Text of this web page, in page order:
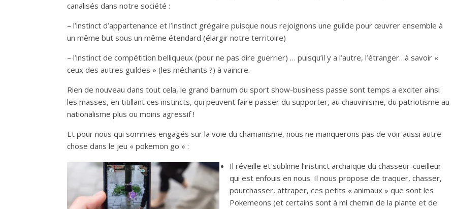
canalisés dans notre société :
– l’instinct d’appartenance et l’instinct grégaire puisque nous rejoignons une guilde pour œuvrer ensemble à
un même but sous un même étendard (élargir notre territoire)
– l’instinct de compétition belliqueux (pour ne pas dire guerrier) … puisqu’il y a l’autre, l’étranger…à savoir «
ceux des autres guildes » (les méchants ?) à vaincre.
Rien de nouveau dans tout cela, le grand barnum du sport show-business passe sont temps a exciter ainsi
les masses, en titillant ces instincts, qui peuvent faire passer du supporter, au chauvinisme, du patriotisme au
nationalisme plus ou moins agressif !
Et pour nous qui sommes engagés sur la voie du chamanisme, nous ne manquerons pas de voir aussi autre
chose dans le jeu « pokemon go » :
Il réveille et sublime l’instinct archaïque du chasseur-cueilleur
qui est enfouis en nous. Il nous propose de traquer, chasser,
pourchasser, attraper, ces petits « animaux » que sont les
Pokemeons (et certains sont à mi chemin de la plante et de